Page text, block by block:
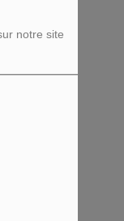
notre site